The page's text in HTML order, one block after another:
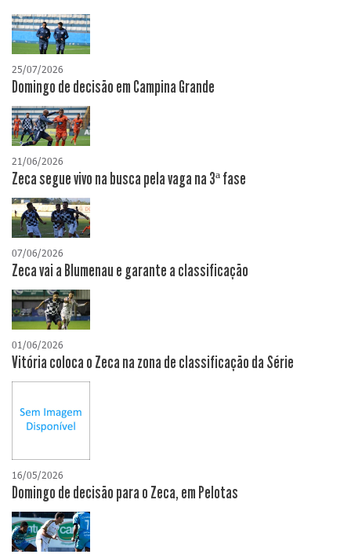
25/07/2026
Domingo de decisão em Campina Grande
21/06/2026
Zeca segue vivo na busca pela vaga na 3ª fase
07/06/2026
Zeca vai a Blumenau e garante a classificação
01/06/2026
Vitória coloca o Zeca na zona de classificação da Série
16/05/2026
Domingo de decisão para o Zeca, em Pelotas